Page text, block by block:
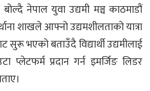
बोल्दै नेपाल युवा उद्यमी मञ्च काठमाडौं
शाखले आफ्नो उद्यमशीलताको यात्रा
सुरू भएको बताउँदै विद्यार्थी उद्यमीलाई
प्लेटफर्म प्रदान गर्न इमर्जिङ लिडर